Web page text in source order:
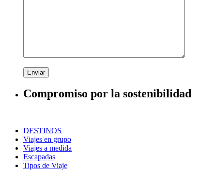
Enviar
Compromiso por la sostenibilidad
DESTINOS
Viajes en grupo
Viajes a medida
Escapadas
Tipos de Viaje